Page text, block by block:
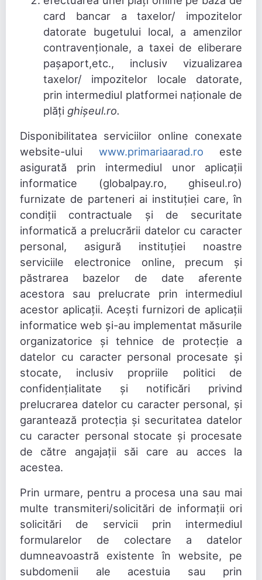
card bancar a taxelor/ impozitelor
datorate bugetului local, a amenzilor
contravenționale, a taxei de eliberare
pașaport,etc., inclusiv vizualizarea
taxelor/ impozitelor locale datorate,
prin intermediul platformei naționale de
plăți ghișeul.ro.
Disponibilitatea serviciilor online conexate
website-ului www.primariaarad.ro este
asigurată prin intermediul unor aplicații
informatice (globalpay.ro, ghiseul.ro)
furnizate de parteneri ai instituției care, în
condiții contractuale și de securitate
informatică a prelucrării datelor cu caracter
personal, asigură instituției noastre
serviciile electronice online, precum și
păstrarea bazelor de date aferente
acestora sau prelucrate prin intermediul
acestor aplicații. Acești furnizori de aplicații
informatice web și-au implementat măsurile
organizatorice și tehnice de protecție a
datelor cu caracter personal procesate și
stocate, inclusiv propriile politici de
confidențialitate și notificări privind
prelucrarea datelor cu caracter personal, și
garantează protecția și securitatea datelor
cu caracter personal stocate și procesate
de către angajații săi care au acces la
acestea.
Prin urmare, pentru a procesa una sau mai
multe transmiteri/solicitări de informații ori
solicitări de servicii prin intermediul
formularelor de colectare a datelor
dumneavoastră existente în website, pe
subdomenii ale acestuia sau prin